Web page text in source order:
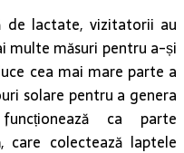
de lactate, vizitatorii au
multe măsuri pentru a-și
cea mai mare parte a
solare pentru a genera
ca parte
, care colectează laptele